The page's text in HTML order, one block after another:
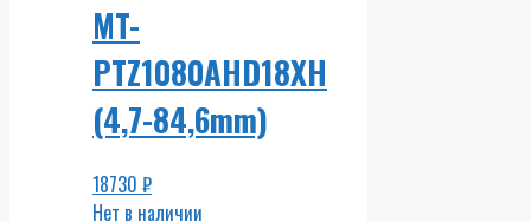
MT-
PTZ1080AHD18XH
(4,7-84,6mm)
18730 ₽
Нет в наличии